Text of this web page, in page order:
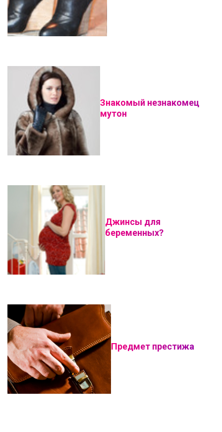
Знакомый незнакомец
мутон
Джинсы для
беременных?
Предмет престижа